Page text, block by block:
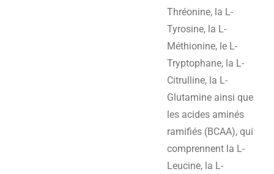
Thréonine, la L-
Tyrosine, la L-
Méthionine, le L-
Tryptophane, la L-
Citrulline, la L-
Glutamine ainsi que
les acides aminés
ramifiés (BCAA), qui
comprennent la L-
Leucine, la L-